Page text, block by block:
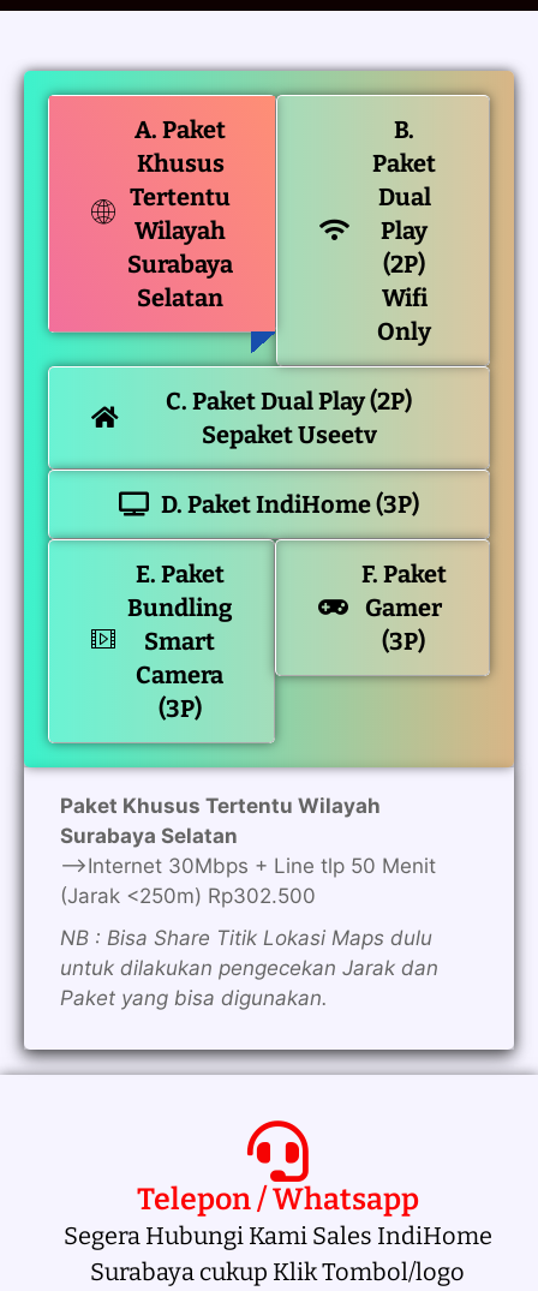
A. Paket
Khusus
Tertentu
Wilayah
Surabaya
Selatan
B.
Paket
Dual
Play
(2P)
Wifi
Only
C. Paket Dual Play (2P)
Sepaket Useetv
D. Paket IndiHome (3P)
E. Paket
Bundling
Smart
Camera
(3P)
F. Paket
Gamer
(3P)
Paket Khusus Tertentu Wilayah
Surabaya Selatan
—>Internet 30Mbps + Line tlp 50 Menit
(Jarak <250m) Rp302.500
NB : Bisa Share Titik Lokasi Maps dulu
untuk dilakukan pengecekan Jarak dan
Paket yang bisa digunakan.
Telepon / Whatsapp
Segera Hubungi Kami Sales IndiHome
Surabaya cukup Klik Tombol/logo